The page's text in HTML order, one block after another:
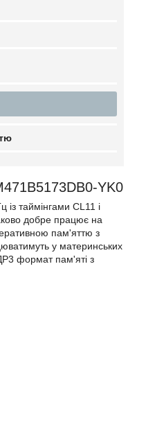
YK0
таймінгами CL11 і
добре працює на
пам'яттю з
у материнських
формат пам'яті з